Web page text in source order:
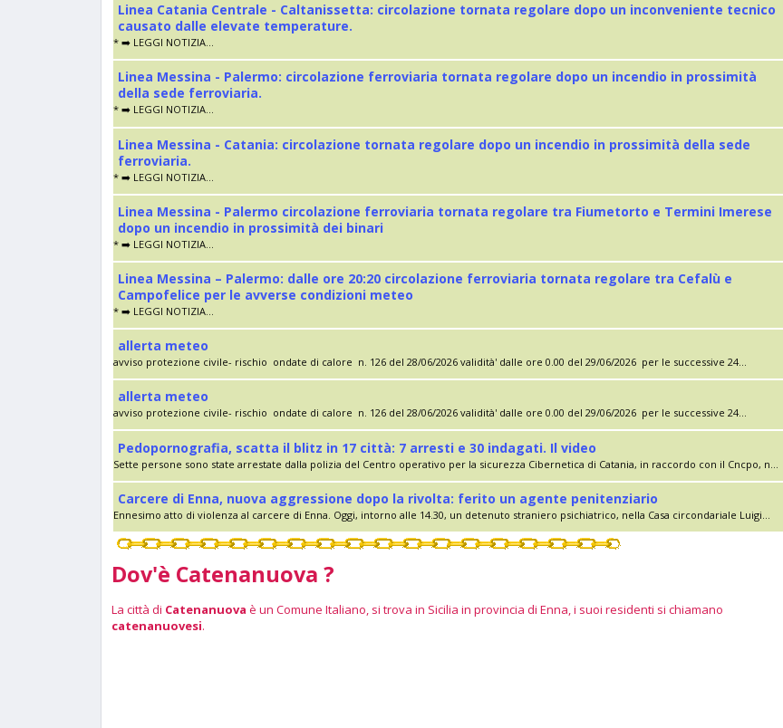
Linea Catania Centrale - Caltanissetta: circolazione tornata regolare dopo un inconveniente tecnico
causato dalle elevate temperature.
* ➡️ LEGGI NOTIZIA...
Linea Messina - Palermo: circolazione ferroviaria tornata regolare dopo un incendio in prossimità
della sede ferroviaria.
* ➡️ LEGGI NOTIZIA...
Linea Messina - Catania: circolazione tornata regolare dopo un incendio in prossimità della sede
ferroviaria.
* ➡️ LEGGI NOTIZIA...
Linea Messina - Palermo circolazione ferroviaria tornata regolare tra Fiumetorto e Termini Imerese
dopo un incendio in prossimità dei binari
* ➡️ LEGGI NOTIZIA...
Linea Messina – Palermo: dalle ore 20:20 circolazione ferroviaria tornata regolare tra Cefalù e
Campofelice per le avverse condizioni meteo
* ➡️ LEGGI NOTIZIA...
allerta meteo
avviso protezione civile- rischio ondate di calore n. 126 del 28/06/2026 validità' dalle ore 0.00 del 29/06/2026 per le successive 24...
allerta meteo
avviso protezione civile- rischio ondate di calore n. 126 del 28/06/2026 validità' dalle ore 0.00 del 29/06/2026 per le successive 24...
Pedopornografia, scatta il blitz in 17 città: 7 arresti e 30 indagati. Il video
Sette persone sono state arrestate dalla polizia del Centro operativo per la sicurezza Cibernetica di Catania, in raccordo con il Cncpo, n...
Carcere di Enna, nuova aggressione dopo la rivolta: ferito un agente penitenziario
Ennesimo atto di violenza al carcere di Enna. Oggi, intorno alle 14.30, un detenuto straniero psichiatrico, nella Casa circondariale Luigi...
Dov'è Catenanuova ?
La città di Catenanuova è un Comune Italiano, si trova in Sicilia in provincia di Enna, i suoi residenti si chiamano
catenanuovesi.